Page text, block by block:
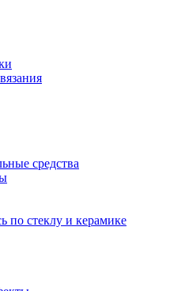
средства
по стеклу и керамике